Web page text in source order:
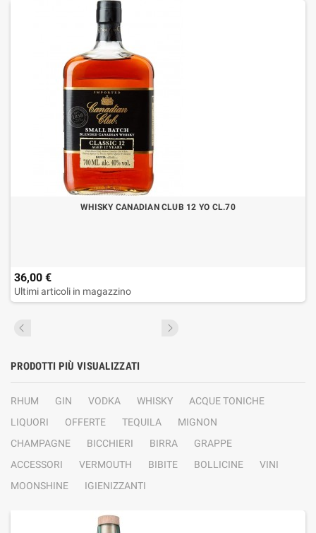
WHISKY CANADIAN CLUB 12 YO CL.70
36,00 €
Ultimi articoli in magazzino
PRODOTTI PIÙ VISUALIZZATI
RHUM GIN VODKA WHISKY
ACQUE TONICHE
LIQUORI
OFFERTE TEQUILA
MIGNON
CHAMPAGNE
BICCHIERI BIRRA
GRAPPE
ACCESSORI
VERMOUTH BIBITE BOLLICINE
VINI
MOONSHINE
IGIENIZZANTI